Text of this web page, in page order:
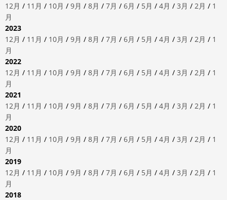
12月 / 11月 / 10月 / 9月 / 8月 / 7月 / 6月 / 5月 / 4月 / 3月 / 2月 / 1
月
2023
12月 / 11月 / 10月 / 9月 / 8月 / 7月 / 6月 / 5月 / 4月 / 3月 / 2月 / 1
月
2022
12月 / 11月 / 10月 / 9月 / 8月 / 7月 / 6月 / 5月 / 4月 / 3月 / 2月 / 1
月
2021
12月 / 11月 / 10月 / 9月 / 8月 / 7月 / 6月 / 5月 / 4月 / 3月 / 2月 / 1
月
2020
12月 / 11月 / 10月 / 9月 / 8月 / 7月 / 6月 / 5月 / 4月 / 3月 / 2月 / 1
月
2019
12月 / 11月 / 10月 / 9月 / 8月 / 7月 / 6月 / 5月 / 4月 / 3月 / 2月 / 1
月
2018